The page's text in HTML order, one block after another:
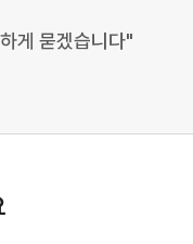
게 묻겠습니다"